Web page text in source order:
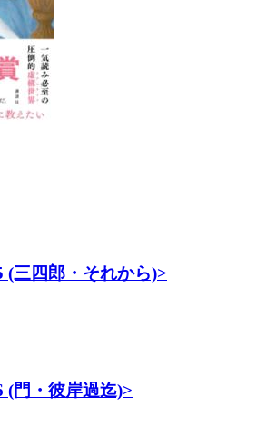
(三四郎・それから)>
(門・彼岸過迄)>